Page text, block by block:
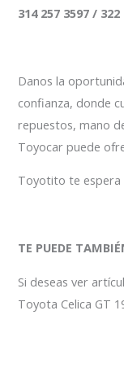
314 257 3597 /
Danos la
confianza, donde
repuestos, mano
Toyocar puede
Toyotito te espera
TE PUEDE
Si deseas ver
Toyota Celica GT